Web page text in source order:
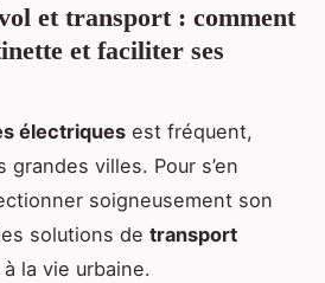
et transport : comment
et faciliter ses
électriques est fréquent,
villes. Pour s’en
soigneusement son
solutions de transport
la vie urbaine.